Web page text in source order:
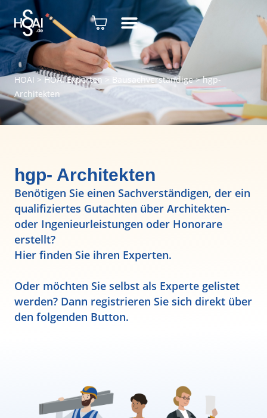
HOAI > HOAI Experten> Bausachverständige>hgp-
Architekten
hgp- Architekten
Benötigen Sie einen Sachverständigen, der ein
qualifiziertes Gutachten über Architekten-
oder Ingenieurleistungen oder Honorare
erstellt?
Hier finden Sie ihren Experten.
Oder möchten Sie selbst als Experte gelistet
werden? Dann registrieren Sie sich direkt über
den folgenden Button.